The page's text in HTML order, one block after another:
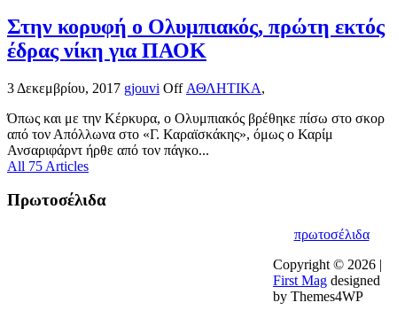
Στην κορυφή ο Ολυμπιακός, πρώτη εκτός
έδρας νίκη για ΠΑΟΚ
3 Δεκεμβρίου, 2017 gjouvi Off ΑΘΛΗΤΙΚΑ,
Όπως και με την Κέρκυρα, ο Ολυμπιακός βρέθηκε πίσω στο σκορ
από τον Απόλλωνα στο «Γ. Καραϊσκάκης», όμως ο Καρίμ
Ανσαριφάρντ ήρθε από τον πάγκο...
All 75 Articles
Πρωτοσέλιδα
πρωτοσέλιδα
Copyright © 2026 |
First Mag designed
by Themes4WP